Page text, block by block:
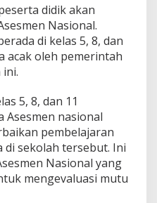
didik akan
Nasional.
di kelas 5, 8, dan
acak oleh pemerintah
5, 8, dan 11
Asesmen nasional
pembelajaran
di sekolah tersebut. Ini
Nasional yang
mengevaluasi mutu